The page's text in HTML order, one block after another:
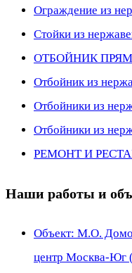
Ограждение из
Стойки из
ОТБОЙНИК
Отбойник из
Отбойники из
Отбойники из
РЕМОНТ И
Наши работы и
Объект: М.О.
центр Москва-Юг